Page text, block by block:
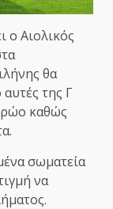
ο Αιολικός
θα
της Γ
καθώς
σωματεία
να